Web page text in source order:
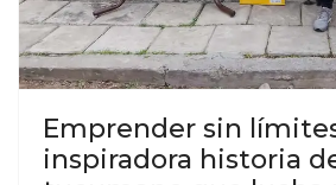
Emprender sin
inspiradora historia